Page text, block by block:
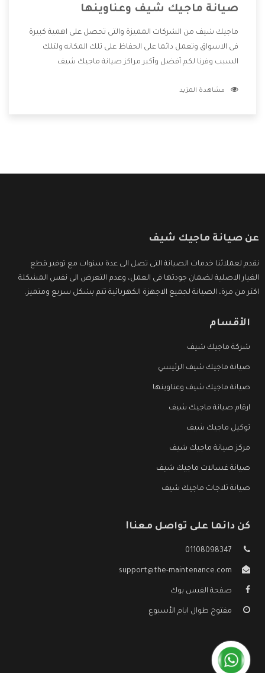
صيانة ماجيك شيف وعناوينها
ماجيك شيف من الشركات المميزة والتى تحصل على اهمية كبيرة
فى الاسواق وتعمل دائما على الحفاظ على تلك المكانه ولتلك
السبب وفرنا لكم أفضل وأكبر مراكز صيانة ماجيك شيف
بتصليح جميع المنتجات دون اى ازعاج كما أننا نهتم بكل ما يحتاجه
مشاهدة المزيد
عن صيانة ماجيك شيف
نقدم لعملائنا خدمات الصيانة التى تصل الى عدة سنوات مع توفير قطع
الغيار الاصلية لضمان جودتها فى العمل، وعدم التعرض الى نفس المشكلة
اكثر من مرة، الصيانة لجميع الاجهزة الكهربائية تتم بشكل سريع ومتميز.
الأقسام
شركة ماجيك شيف
صيانة ماجيك شيف الرئيسي
صيانة ماجيك شيف وعناوينها
ارقام صيانة ماجيك شيف
توكيل ماجيك شيف
مركز صيانة ماجيك شيف
صيانة غسالات ماجيك شيف
صيانة ثلاجات ماجيك شيف
كن دائما على تواصل معنا!
01108098347
support@the-maintenance.com
صفحة الفيس بوك
مفتوح طوال ايام الأسبوع